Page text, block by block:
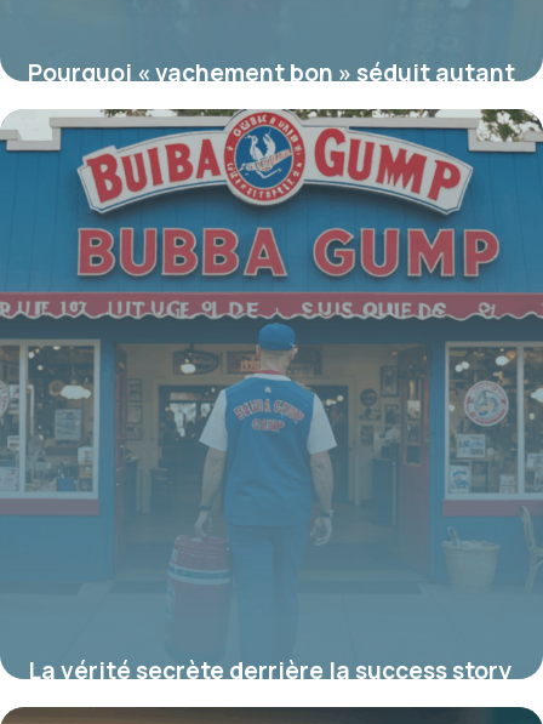
Pourquoi « vachement bon » séduit autant
: secrets, usages et détournements
19 juin 2026
La vérité secrète derrière la success story
de Bubba Gump, cette chaîne de